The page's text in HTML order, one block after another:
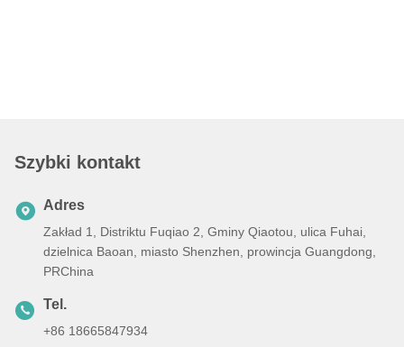
Szybki kontakt
Adres
Zakład 1, Distriktu Fuqiao 2, Gminy Qiaotou, ulica Fuhai,
dzielnica Baoan, miasto Shenzhen, prowincja Guangdong,
PRChina
Tel.
+86 18665847934